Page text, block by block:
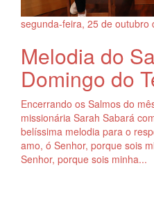
segunda-feira, 25 de outubro
Melodia do
Domingo do
Encerrando os Salmos do
missionária Sarah Sabará
belíssima melodia para o
amo, ó Senhor, porque sois
Senhor, porque sois minha...